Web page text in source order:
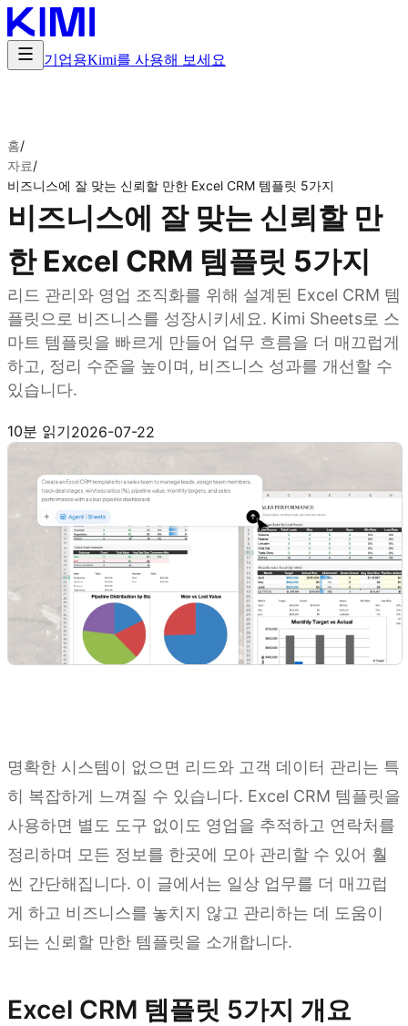
기업용Kimi를 사용해 보세요
홈/
자료/
비즈니스에 잘 맞는 신뢰할 만한 Excel CRM 템플릿 5가지
비즈니스에 잘 맞는 신뢰할 만
한 Excel CRM 템플릿 5가지
리드 관리와 영업 조직화를 위해 설계된 Excel CRM 템
플릿으로 비즈니스를 성장시키세요. Kimi Sheets로 스
마트 템플릿을 빠르게 만들어 업무 흐름을 더 매끄럽게
하고, 정리 수준을 높이며, 비즈니스 성과를 개선할 수
있습니다.
10분 읽기2026-07-22
명확한 시스템이 없으면 리드와 고객 데이터 관리는 특
히 복잡하게 느껴질 수 있습니다. Excel CRM 템플릿을
사용하면 별도 도구 없이도 영업을 추적하고 연락처를
정리하며 모든 정보를 한곳에 모아 관리할 수 있어 훨
씬 간단해집니다. 이 글에서는 일상 업무를 더 매끄럽
게 하고 비즈니스를 놓치지 않고 관리하는 데 도움이
되는 신뢰할 만한 템플릿을 소개합니다.
Excel CRM 템플릿 5가지 개요